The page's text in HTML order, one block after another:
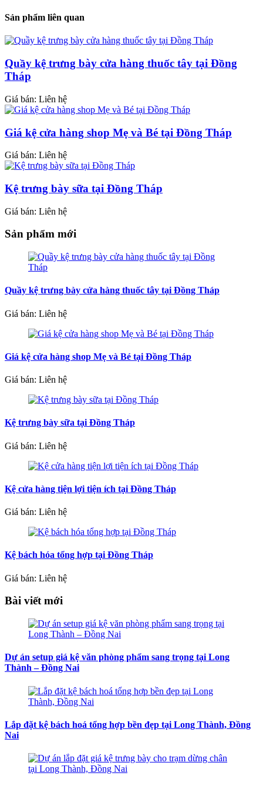
Sản phẩm liên quan
Quầy kệ trưng bày cửa hàng thuốc tây tại Đồng
Tháp
Giá bán: Liên hệ
Giá kệ cửa hàng shop Mẹ và Bé tại Đồng Tháp
Giá bán: Liên hệ
Kệ trưng bày sữa tại Đồng Tháp
Giá bán: Liên hệ
Sản phẩm mới
Quầy kệ trưng bày cửa hàng thuốc tây tại Đồng Tháp
Giá bán: Liên hệ
Giá kệ cửa hàng shop Mẹ và Bé tại Đồng Tháp
Giá bán: Liên hệ
Kệ trưng bày sữa tại Đồng Tháp
Giá bán: Liên hệ
Kệ cửa hàng tiện lợi tiện ích tại Đồng Tháp
Giá bán: Liên hệ
Kệ bách hóa tổng hợp tại Đồng Tháp
Giá bán: Liên hệ
Bài viết mới
Dự án setup giá kệ văn phòng phẩm sang trọng tại Long
Thành – Đồng Nai
Lắp đặt kệ bách hoá tổng hợp bền đẹp tại Long Thành, Đồng
Nai